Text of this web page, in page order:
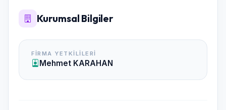
Kurumsal Bilgiler
FIRMA YETKILILERI
Mehmet KARAHAN